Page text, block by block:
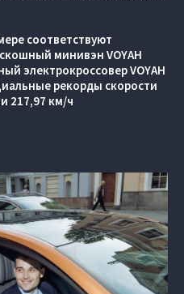
соответствуют
минивэн VOYAH
электрокроссовер VOYAH
рекорды скорости
217,97 км/ч